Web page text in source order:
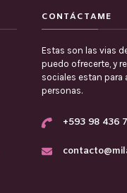
CONTÁCTAME
Estas son las vias
puedo ofrecerte, y
sociales estan para
personas.
+593 98 436